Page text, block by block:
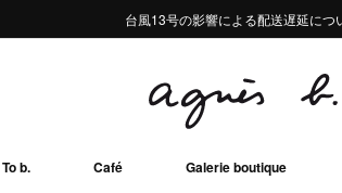
熊本地域地震の影響による配送遅延に
Summer Sale 2buy10%OFF!!
台風13号の影響による配送遅延につ
熊本地域地震の影響による配送遅延に
Summer Sale 2buy10%OFF!!
To b. Café Galerie boutique